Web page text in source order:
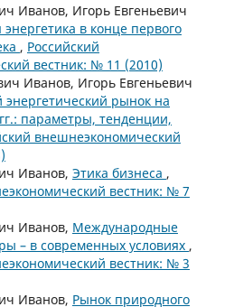
Иванов, Игорь Евгеньевич
в конце первого
, Российский
вестник: № 11 (2010)
Иванов, Игорь Евгеньевич
рынок на
параметры, тенденции,
внешнеэкономический
Иванов, Этика бизнеса ,
вестник: № 7
Иванов, Международные
– в современных условиях ,
вестник: № 3
Иванов, Рынок природного